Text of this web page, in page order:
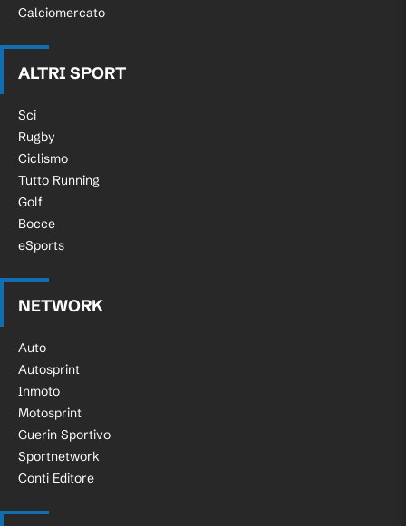
Calciomercato
ALTRI SPORT
Sci
Rugby
Ciclismo
Tutto Running
Golf
Bocce
eSports
NETWORK
Auto
Autosprint
Inmoto
Motosprint
Guerin Sportivo
Sportnetwork
Conti Editore